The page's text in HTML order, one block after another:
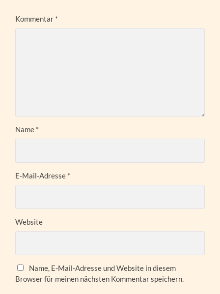
Kommentar *
Name *
E-Mail-Adresse *
Website
Name, E-Mail-Adresse und Website in diesem
Browser für meinen nächsten Kommentar speichern.